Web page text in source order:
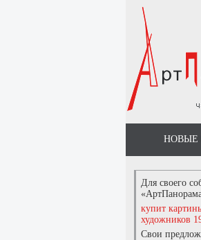
НОВЫЕ
Для своего
купит
художников
Свои